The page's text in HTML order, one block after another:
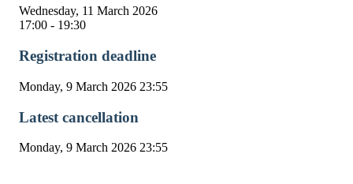
Wednesday, 11 March 2026
17:00 - 19:30
Registration deadline
Monday, 9 March 2026 23:55
Latest cancellation
Monday, 9 March 2026 23:55